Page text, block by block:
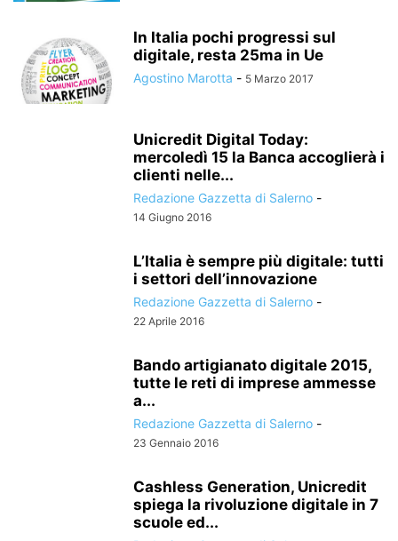
In Italia pochi progressi sul
digitale, resta 25ma in Ue
Agostino Marotta - 5 Marzo 2017
Unicredit Digital Today:
mercoledì 15 la Banca accoglierà i
clienti nelle...
Redazione Gazzetta di Salerno -
14 Giugno 2016
L’Italia è sempre più digitale: tutti
i settori dell’innovazione
Redazione Gazzetta di Salerno -
22 Aprile 2016
Bando artigianato digitale 2015,
tutte le reti di imprese ammesse
a...
Redazione Gazzetta di Salerno -
23 Gennaio 2016
Cashless Generation, Unicredit
spiega la rivoluzione digitale in 7
scuole ed...